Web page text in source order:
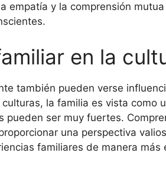
empatía y la comprensión
en la
también pueden verse
la familia es vista como
ser muy fuertes.
una perspectiva
familiares de manera más